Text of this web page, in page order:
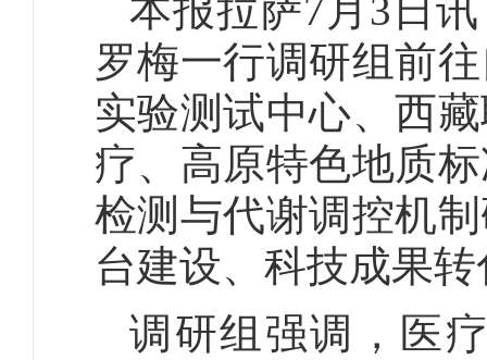
本报拉萨7月3日
罗梅一行调研组前
实验测试中心、西
疗、高原特色地质
检测与代谢调控机
台建设、科技成果
调研组强调，医